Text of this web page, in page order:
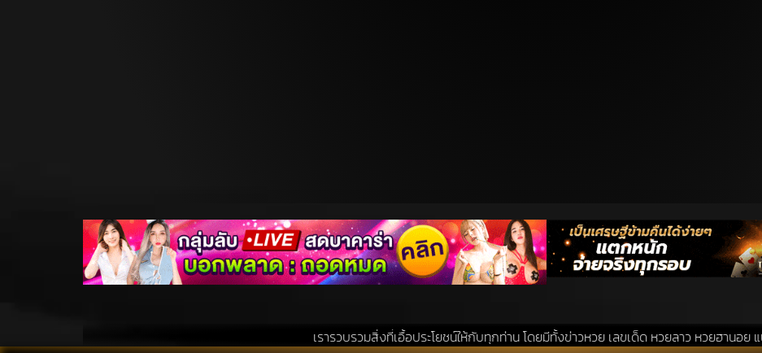
เรารวบรวมสิ่งที่เอื้อประโยชน์ให้กับทุกท่าน โดยมีทั้งข่าวหวย เลขเด็ด หวยลาว หวยฮานอย แนวทางห